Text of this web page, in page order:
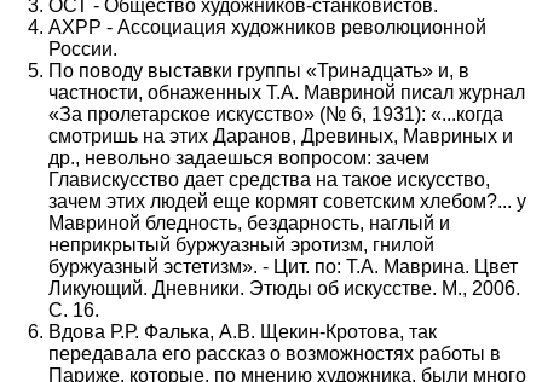
ОСТ - Общество художников-станковистов.
АХРР - Ассоциация художников революционной
России.
По поводу выставки группы «Тринадцать» и, в
частности, обнаженных Т.А. Мавриной писал журнал
«За пролетарское искусство» (№ 6, 1931): «...когда
смотришь на этих Даранов, Древиных, Мавриных и
др., невольно задаешься вопросом: зачем
Главискусство дает средства на такое искусство,
зачем этих людей еще кормят советским хлебом?... у
Мавриной бледность, бездарность, наглый и
неприкрытый буржуазный эротизм, гнилой
буржуазный эстетизм». - Цит. по: Т.А. Маврина. Цвет
Ликующий. Дневники. Этюды об искусстве. М., 2006.
С. 16.
Вдова Р.Р. Фалька, А.В. Щекин-Кротова, так
передавала его рассказ о возможностях работы в
Париже, которые, по мнению художника, были много